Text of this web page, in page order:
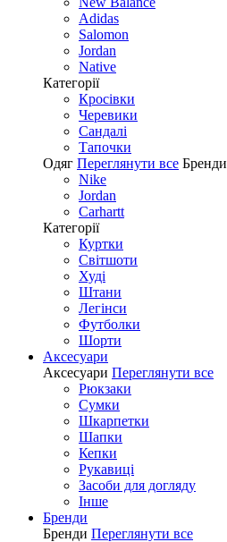
Adidas
Salomon
Jordan
Native
Категорії
Кросівки
Черевики
Сандалі
Tапочки
Одяг Переглянути все Бренди
Nike
Jordan
Carhartt
Категорії
Куртки
Світшоти
Худі
Штани
Легінси
Футболки
Шорти
Аксесуари
Аксесуари Переглянути все
Рюкзаки
Сумки
Шкарпетки
Шапки
Кепки
Рукавиці
Засоби для догляду
Інше
Бренди
Бренди Переглянути все